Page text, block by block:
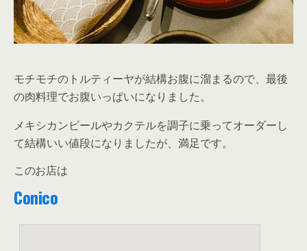
モチモチのトルティーヤが結構お腹に溜まるので、最後
の肉料理でお腹いっぱいになりました。
メキシカンビールやカクテルを調子に乗ってオーダーし
て結構いい値段になりましたが、満足です。
このお店は
Conico